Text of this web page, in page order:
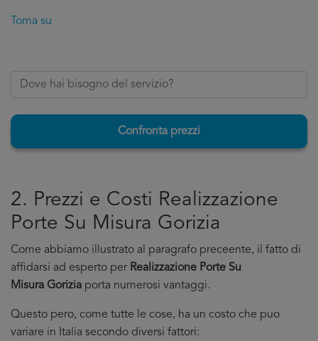
Torna su
Confronta prezzi
2. Prezzi e Costi Realizzazione
Porte Su Misura Gorizia
Come abbiamo illustrato al paragrafo preceente, il fatto di
affidarsi ad esperto per Realizzazione Porte Su
Misura Gorizia porta numerosi vantaggi.
Questo pero, come tutte le cose, ha un costo che puo
variare in Italia secondo diversi fattori: